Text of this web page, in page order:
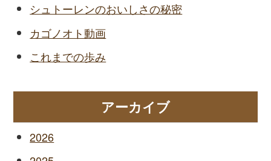
シュトーレンのおいしさの秘密
カゴノオト動画
これまでの歩み
アーカイブ
2026